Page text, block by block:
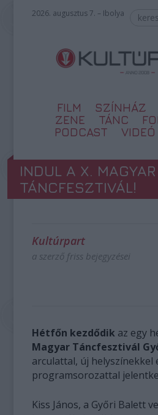
2026. augusztus 7. – Ibolya
FILM SZÍNHÁZ
ZENE
TÁNC
PODCAST
VIDEÓ
INDUL A X. MAGYAR
TÁNCFESZTIVÁL!
Kultúrpart
a szerző friss bejegyzései
Hétfőn kezdődik az egy
Magyar Táncfesztivál
arculattal, új helyszínekkel
programsorozattal
Kiss János, a Győri Balett